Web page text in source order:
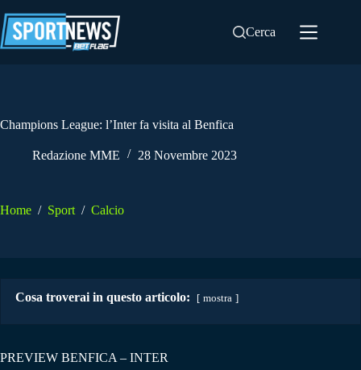
al
contenuto
Cerca
Champions League: l’Inter fa visita al Benfica
Redazione MME 28 Novembre 2023
Home / Sport / Calcio
Cosa troverai in questo articolo: mostra
PREVIEW BENFICA – INTER